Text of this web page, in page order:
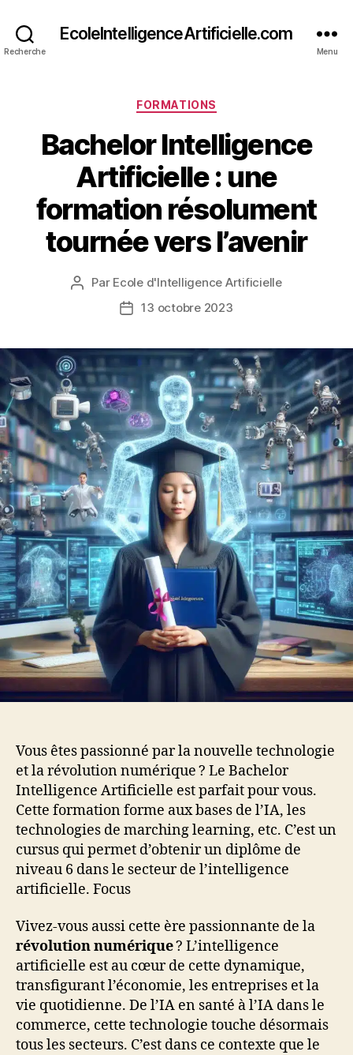
Recherche
EcoleIntelligenceArtificielle.com
Menu
Catégories
FORMATIONS
Bachelor Intelligence
Artificielle : une
formation résolument
tournée vers l’avenir
Auteur
Par Ecole d'Intelligence Artificielle
Date13 octobre 2023
Vous êtes passionné par la nouvelle technologie
et la révolution numérique ? Le Bachelor
Intelligence Artificielle est parfait pour vous.
Cette formation forme aux bases de l’IA, les
technologies de marching learning, etc. C’est un
cursus qui permet d’obtenir un diplôme de
niveau 6 dans le secteur de l’intelligence
artificielle. Focus
Vivez-vous aussi cette ère passionnante de la
révolution numérique? L’intelligence
artificielle est au cœur de cette dynamique,
transfigurant l’économie, les entreprises et la
vie quotidienne. De l’IA en santé à l’IA dans le
commerce, cette technologie touche désormais
tous les secteurs. C’est dans ce contexte que le